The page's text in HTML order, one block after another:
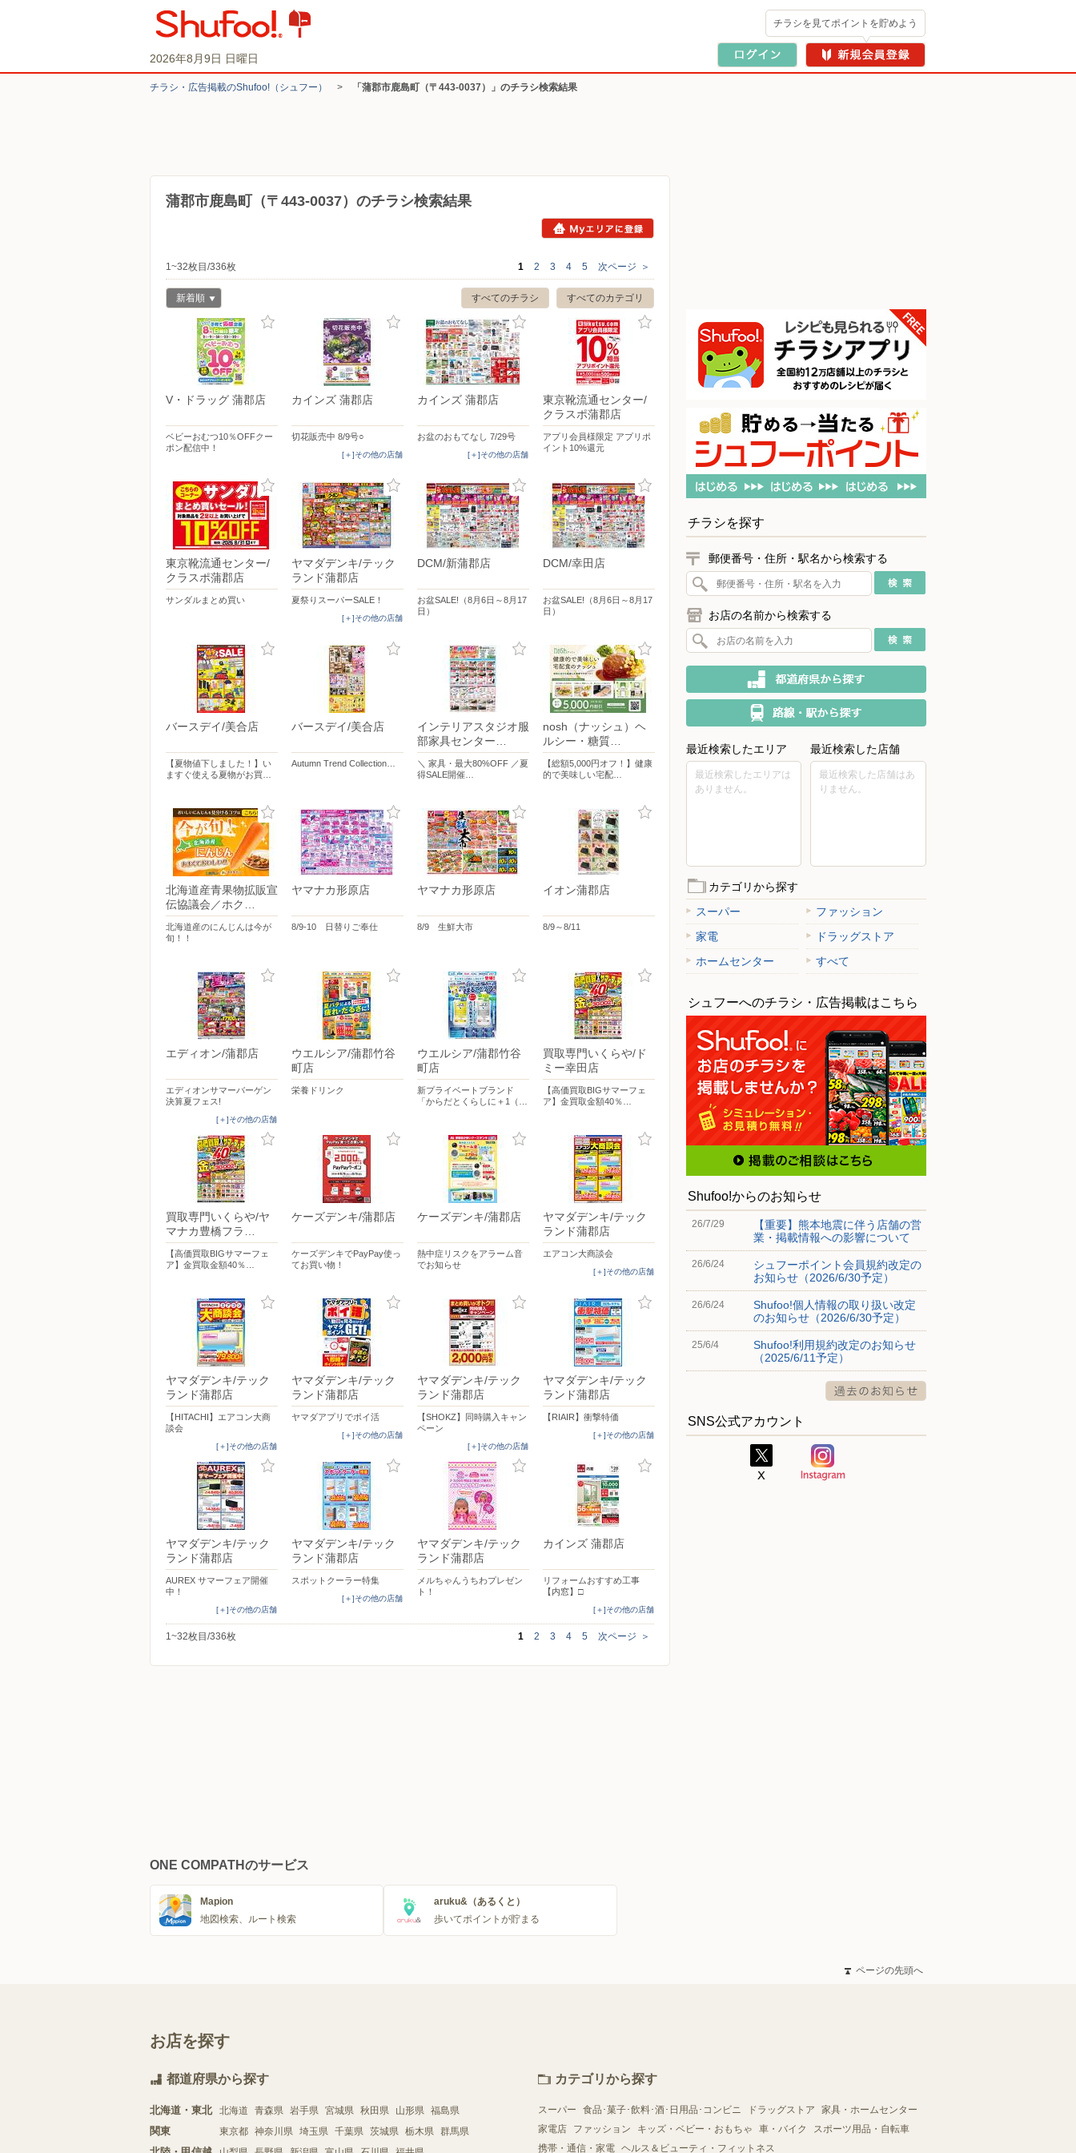
2026年8月9日 日曜日
チラシを見てポイントを貯めよう
チラシ・​広告掲載の​Shufoo!​（シュフー） > 「蒲郡市鹿島町（〒443-0037）」のチラシ検索結果
蒲郡市鹿島町（〒443-0037）のチラシ検索結果
1~32枚目/336枚 1 2 3 4 5 次ページ ＞
すべてのカテゴリ
すべてのチラシ
新着順
V・ドラッグ 蒲郡店
ベビーおむつ10％OFFクー
ポン配信中！
カインズ 蒲郡店
切花販売中 8/9号○
[＋]その他の店舗
カインズ 蒲郡店
お盆のおもてなし 7/29号
[＋]その他の店舗
東京靴流通センター/
クラスポ蒲郡店
アプリ会員様限定 アプリポ
イント10%還元
東京靴流通センター/
クラスポ蒲郡店
サンダルまとめ買い
ヤマダデンキ/テック
ランド蒲郡店
夏祭りスーパーSALE！
[＋]その他の店舗
DCM/新蒲郡店
お盆SALE!（8月6日～8月17
日）
DCM/幸田店
お盆SALE!（8月6日～8月17
日）
バースデイ/美合店
【夏物値下しました！】い
ますぐ使える夏物がお買…
バースデイ/美合店
Autumn Trend Collection…
インテリアスタジオ服
部家具センター…
＼ 家具・最大80%OFF ／夏
得SALE開催…
nosh（ナッシュ）ヘ
ルシー・糖質…
【総額5,000円オフ！】健康
的で美味しい宅配…
北海道産青果物拡販宣
伝協議会／ホク…
北海道産のにんじんは今が
旬！！
ヤマナカ形原店
8/9-10 日替りご奉仕
ヤマナカ形原店
8/9 生鮮大市
イオン蒲郡店
8/9～8/11
エディオン/蒲郡店
エディオンサマーバーゲン
決算夏フェス!
[＋]その他の店舗
ウエルシア/蒲郡竹谷
町店
栄養ドリンク
ウエルシア/蒲郡竹谷
町店
新プライベートブランド
「からだとくらしに＋1（…
買取専門いくらや/ド
ミー幸田店
【高価買取BIGサマーフェ
ア】金買取金額40％…
買取専門いくらや/ヤ
マナカ豊橋フラ…
【高価買取BIGサマーフェ
ア】金買取金額40％…
ケーズデンキ/蒲郡店
ケーズデンキでPayPay使っ
てお買い物！
ケーズデンキ/蒲郡店
熱中症リスクをアラーム音
でお知らせ
ヤマダデンキ/テック
ランド蒲郡店
エアコン大商談会
[＋]その他の店舗
ヤマダデンキ/テック
ランド蒲郡店
【HITACHI】エアコン大商
談会
[＋]その他の店舗
ヤマダデンキ/テック
ランド蒲郡店
ヤマダアプリでポイ活
[＋]その他の店舗
ヤマダデンキ/テック
ランド蒲郡店
【SHOKZ】同時購入キャン
ペーン
[＋]その他の店舗
ヤマダデンキ/テック
ランド蒲郡店
【RIAIR】衝撃特価
[＋]その他の店舗
ヤマダデンキ/テック
ランド蒲郡店
AUREX サマーフェア開催
中！
[＋]その他の店舗
ヤマダデンキ/テック
ランド蒲郡店
スポットクーラー特集
[＋]その他の店舗
ヤマダデンキ/テック
ランド蒲郡店
メルちゃんうちわプレゼン
ト！
カインズ 蒲郡店
リフォームおすすめ工事
【内窓】□
[＋]その他の店舗
1~32枚目/336枚 1 2 3 4 5 次ページ ＞
チラシを探す
郵便番号・住所・駅名から検索する
お店の名前から検索する
最近検索したエリア
最近検索したエリアは
ありません。
最近検索した店舗
最近検索した店舗はあ
りません。
カテゴリから探す
スーパー
ファッション
家電
ドラッグストア
ホームセンター
すべて
シュフーへのチラシ・広告掲載はこちら
Shufoo!からのお知らせ
26/7/29
【重要】熊本地震に伴う店舗の営
業・掲載情報への影響について
26/6/24
シュフーポイント会員規約改定の
お知らせ（2026/6/30予定）
26/6/24
Shufoo!個人情報の取り扱い改定
のお知らせ（2026/6/30予定）
25/6/4
Shufoo!利用規約改定のお知らせ
（2025/6/11予定）
SNS公式アカウント
ONE COMPATHのサービス
Mapion
地図検索、ルート検索
aruku&（あるくと）
歩いてポイントが貯まる
ページの先頭へ
お店を探す
都道府県から探す
北海道・東北 北海道 青森県 岩手県 宮城県 秋田県 山形県 福島県
関東 東京都 神奈川県 埼玉県 千葉県 茨城県 栃木県 群馬県
カテゴリから探す
スーパー 食品･菓子･飲料･酒･日用品･コンビニ ドラッグストア
家具・ホームセンター
家電店
ファッション キッズ・ベビー・おもちゃ 車・バイク
スポーツ用品・自転車
携帯・通信・家電 ヘルス＆ビューティ・フィットネス